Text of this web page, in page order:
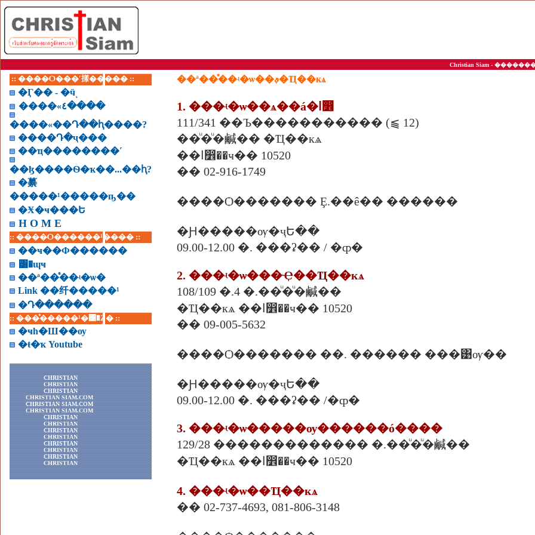
Christian Siam -
:: ����Ѻ���ʹ㨾����� ::
�Ӷ�� - �ӵͺ
����«٤����
����«��Դ��ԧ����?
����Դ�ҷ���
��ҵ��������˹
��ɮ����Ѳ�ҡ��...��ԧ?
�繤
�����¹�����ҧ��
�Ӿ�ҹ���Ե
H O M E
:: ����Ѻ������¹���� ::
��ҹ��Ф������
͸�ɰҹ
��ª��ͤ��ʵ�ѡ�
Link ��纤�����¹
�Դ������
:: ���ͤ�����¹�͹�Ź� ::
�ҹһ�Ш��ѹ
�ŧ�ҡ Youtube
CHRISTIAN
CHRISTIAN
CHRISTIAN
CHRISTIAN SIAM.COM
CHRISTIAN SIAM.COM
CHRISTIAN SIAM.COM
CHRISTIAN
CHRISTIAN
CHRISTIAN
CHRISTIAN
CHRISTIAN
CHRISTIAN
CHRISTIAN
CHRISTIAN
��ª��ͤ��ʵ�ѡ��ࢵ�Ҵ��кѧ
1. ���ʵ�ѡ��ѧ��á�ا෾
111/341 ��Ъ����������� (⫹ 12)
��ͧ�ͧ�鹹�� �Ҵ��кѧ
��ا෾��ҹ�� 10520
�� 02-916-1749
����Ѻ������� Ȩ.��ê�� ������
�Ԩ�����ѹ�ҷԵ��
09.00-12.00 �. ���ʡ�� / �ȹ�
2. ���ʵ�ѡ���Ҿ��Ҵ��кѧ
108/109 �.4 �.��ͧ�ͧ�鹹��
�Ҵ��кѧ ��ا෾��ҹ�� 10520
�� 09-005-5632
����Ѻ������� ��. ������ ���͹ѹ��
�Ԩ�����ѹ�ҷԵ��
09.00-12.00 �. ���ʡ�� /�ȹ�
3. ���ʵ�ѡ�����ѹ������ó����
129/28 ������������� �.��ͧ�ͧ�鹹��
�Ҵ��кѧ ��ا෾��ҹ�� 10520
4. ���ʵ�ѡ��Ҵ��кѧ
�� 02-737-4693, 081-806-3148